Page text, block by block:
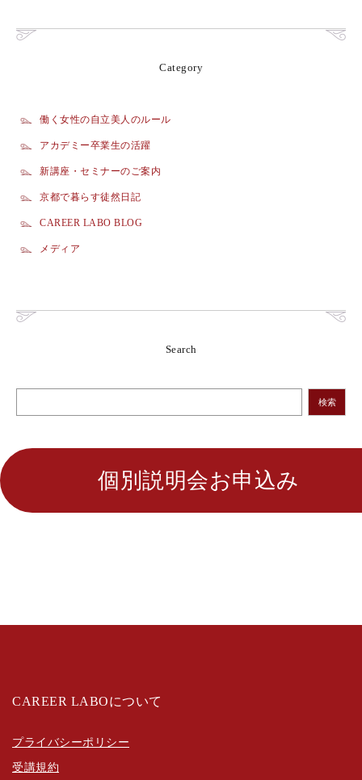
Category
働く女性の自立美人のルール
アカデミー卒業生の活躍
新講座・セミナーのご案内
京都で暮らす徒然日記
CAREER LABO BLOG
メディア
Search
検索
個別説明会お申込み
CAREER LABOについて
プライバシーポリシー
受講規約